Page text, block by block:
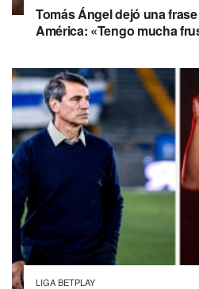
Tomás Ángel dejó una
América: «Tengo mucha
LIGA BETPLAY